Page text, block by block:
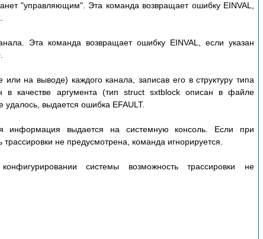
"управляющим". Эта команда возвращает ошибку EINVAL,
Эта команда возвращает ошибку EINVAL, если указан
на выводе) каждого канала, записав его в структуру типа
в качестве аргумента (тип struct sxtblock описан в файле
удалось, выдается ошибка EFAULT.
информация выдается на системную консоль. Если при
не предусмотрена, команда игнорируется.
системы возможность трассировки не